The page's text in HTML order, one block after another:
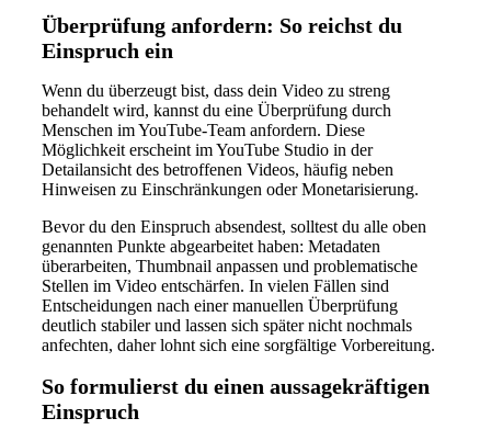
Überprüfung anfordern: So reichst du
Einspruch ein
Wenn du überzeugt bist, dass dein Video zu streng
behandelt wird, kannst du eine Überprüfung durch
Menschen im YouTube-Team anfordern. Diese
Möglichkeit erscheint im YouTube Studio in der
Detailansicht des betroffenen Videos, häufig neben
Hinweisen zu Einschränkungen oder Monetarisierung.
Bevor du den Einspruch absendest, solltest du alle oben
genannten Punkte abgearbeitet haben: Metadaten
überarbeiten, Thumbnail anpassen und problematische
Stellen im Video entschärfen. In vielen Fällen sind
Entscheidungen nach einer manuellen Überprüfung
deutlich stabiler und lassen sich später nicht nochmals
anfechten, daher lohnt sich eine sorgfältige Vorbereitung.
So formulierst du einen aussagekräftigen
Einspruch